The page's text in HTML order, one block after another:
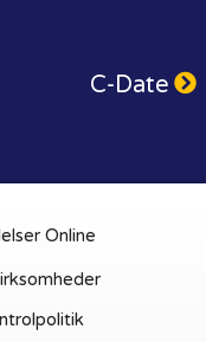
C-Date
Online